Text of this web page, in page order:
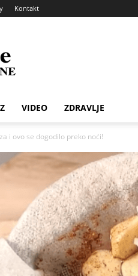
Kontakt
VIDEO ZDRAVLJE
i ovo se dogodilo preko noći!